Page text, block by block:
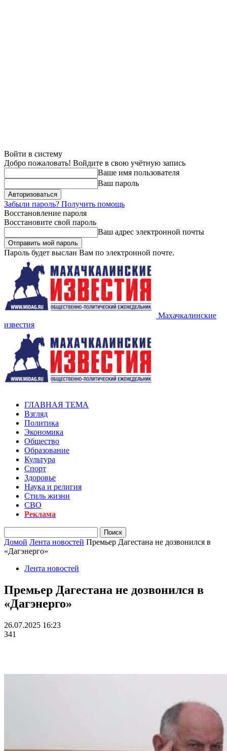
Войти в систему
Добро пожаловать! Войдите в свою учётную запись
Ваше имя пользователя
Ваш пароль
Забыли пароль? Получить помощь
Восстановление пароля
Восстановите свой пароль
Ваш адрес электронной почты
Пароль будет выслан Вам по электронной почте.
Махачкалинские
известия
ГЛАВНАЯ ТЕМА
Взгляд
Политика
Экономика
Общество
Образование
Культура
Спорт
Здоровье
Наука и религия
Стиль жизни
СВО
Реклама
Домой Лента новостей Премьер Дагестана не дозвонился в
«Дагэнерго»
Лента новостей
Премьер Дагестана не дозвонился в
«Дагэнерго»
26.07.2025 16:23
341